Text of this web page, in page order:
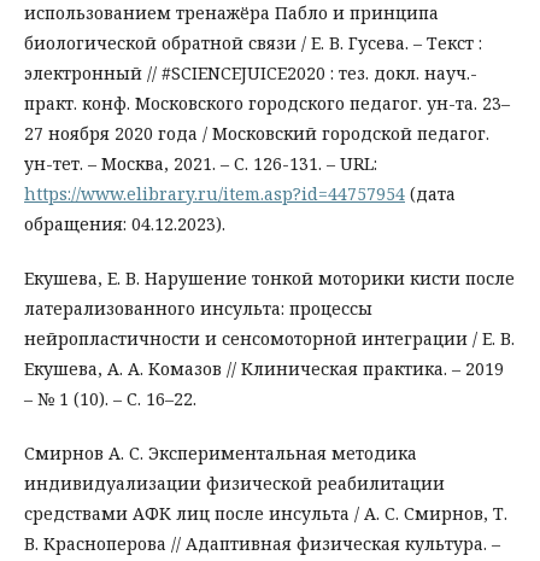
использованием тренажёра Пабло и принципа
биологической обратной связи / Е. В. Гусева. – Текст :
электронный // #SCIENCEJUICE2020 : тез. докл. науч.-
практ. конф. Московского городского педагог. ун-та. 23–
27 ноября 2020 года / Московский городской педагог.
ун-тет. – Москва, 2021. – С. 126-131. – URL:
https://www.elibrary.ru/item.asp?id=44757954 (дата
обращения: 04.12.2023).
Екушева, Е. В. Нарушение тонкой моторики кисти после
латерализованного инсульта: процессы
нейропластичности и сенсомоторной интеграции / Е. В.
Екушева, А. А. Комазов // Клиническая практика. – 2019
– № 1 (10). – С. 16–22.
Смирнов А. С. Экспериментальная методика
индивидуализации физической реабилитации
средствами АФК лиц после инсульта / А. С. Смирнов, Т.
В. Красноперова // Адаптивная физическая культура. –